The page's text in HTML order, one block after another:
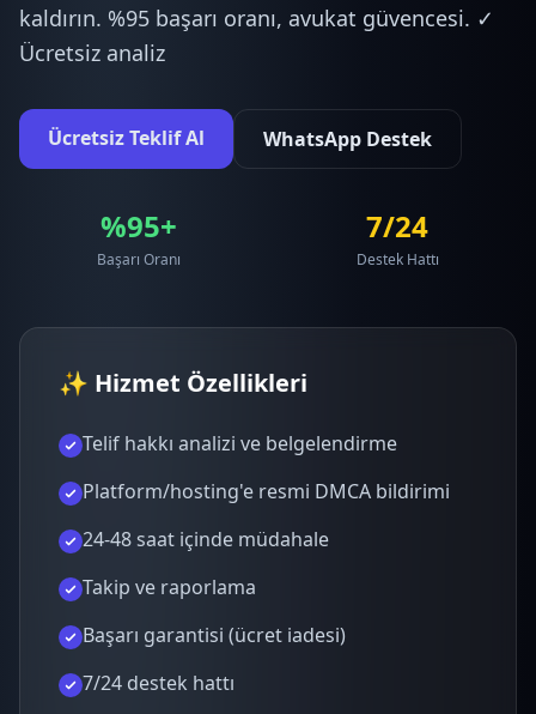
kaldırın. %95 başarı oranı, avukat güvencesi. ✓
Ücretsiz analiz
Ücretsiz Teklif Al WhatsApp Destek
%95+
Başarı Oranı
7/24
Destek Hattı
✨ Hizmet Özellikleri
Telif hakkı analizi ve belgelendirme
Platform/hosting'e resmi DMCA bildirimi
24-48 saat içinde müdahale
Takip ve raporlama
Başarı garantisi (ücret iadesi)
7/24 destek hattı